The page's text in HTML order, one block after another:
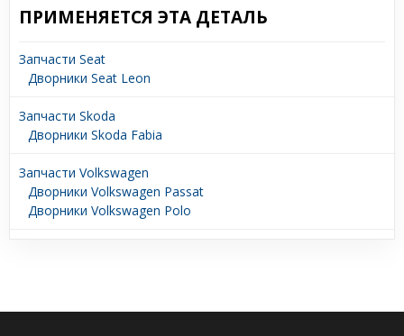
ПРИМЕНЯЕТСЯ ЭТА ДЕТАЛЬ
Запчасти Seat
Дворники Seat Leon
Запчасти Skoda
Дворники Skoda Fabia
Запчасти Volkswagen
Дворники Volkswagen Passat
Дворники Volkswagen Polo